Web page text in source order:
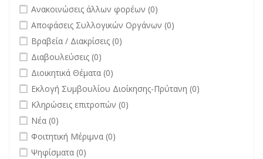
undefined
Ανακοινώσεις άλλων φορέων (0)
undefined
Αποφάσεις Συλλογικών Οργάνων (0)
undefined
Βραβεία / Διακρίσεις (0)
undefined
Διαβουλεύσεις (0)
undefined
Διοικητικά Θέματα (0)
undefined
Εκλογή Συμβουλίου Διοίκησης-Πρύτανη (0)
undefined
Κληρώσεις επιτροπών (0)
undefined
Νέα (0)
undefined
Φοιτητική Μέριμνα (0)
undefined
Ψηφίσματα (0)